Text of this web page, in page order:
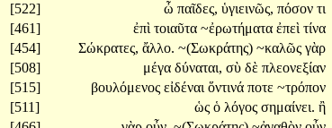
[522]
ὦ παῖδες, ὑγιεινῶς, πόσον τι
[461]
ἐπὶ τοιαῦτα ~ἐρωτήματα ἐπεὶ τίνα
[454]
Σώκρατες, ἄλλο. ~(Σωκράτης) ~καλῶς γὰρ
[508]
μέγα δύναται, σὺ δὲ πλεονεξίαν
[515]
βουλόμενος εἰδέναι ὅντινά ποτε ~τρόπον
[511]
ὡς ὁ λόγος σημαίνει. ἢ